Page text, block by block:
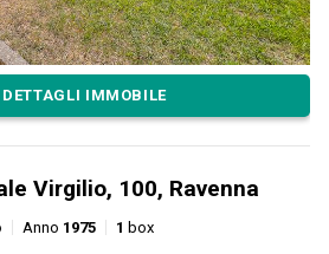
IMMOBILE
Virgilio, 100, Ravenna
Anno 1975 1 box